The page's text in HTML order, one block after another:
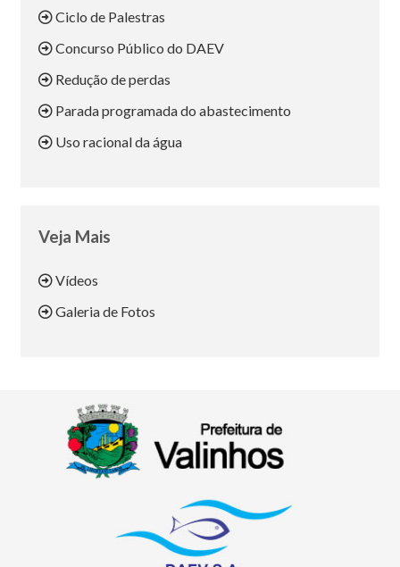
Ciclo de Palestras
Concurso Público do DAEV
Redução de perdas
Parada programada do abastecimento
Uso racional da água
Veja Mais
Vídeos
Galeria de Fotos